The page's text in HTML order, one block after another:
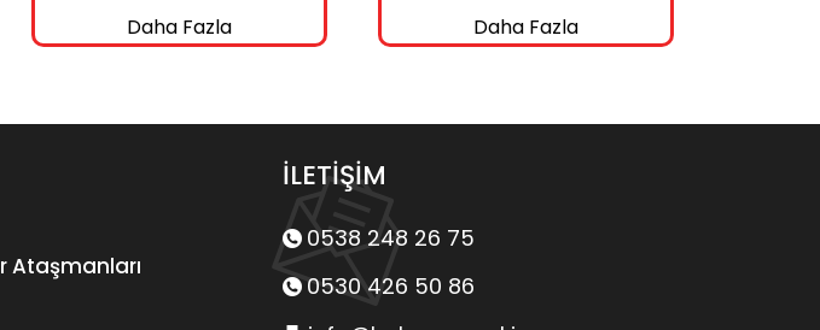
Daha Fazla Daha Fazla
Ataşmanları
İLETİŞİM
0538 248 26 75
0530 426 50 86